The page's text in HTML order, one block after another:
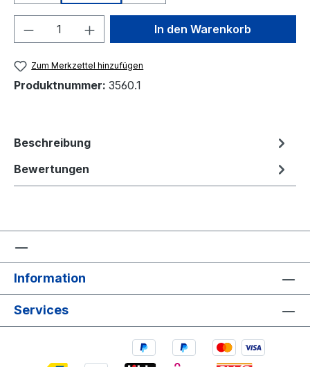
Produkt Anzahl: Gib denIn den Warenkorb
Zum Merkzettel hinzufügen
Produktnummer: 3560.1
Beschreibung
Bewertungen
Information
Services